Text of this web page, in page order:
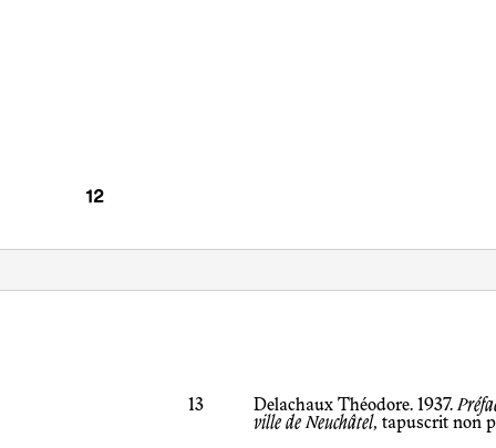
13 Delachaux Théodore. 1937.
ville de Neuchâtel, tapuscrit non